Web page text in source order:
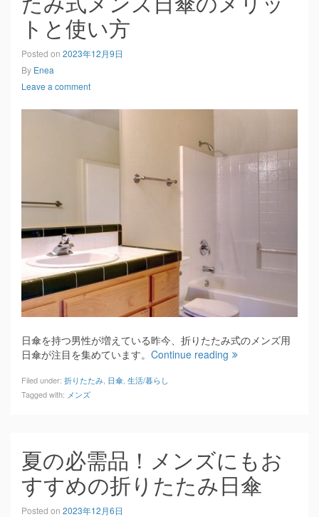
トと使い方
Posted on 2023年12月9日
By Enea
Leave a comment
日傘を持つ男性が増えている昨今、折りたたみ式のメンズ用
日傘が注目を集めています。 Continue reading
Filed under: 折りたたみ 日傘 生活/暮らし
Tagged with: メンズ
夏の必需品！メンズにもお
すすめの折りたたみ日傘
Posted on 2023年12月6日